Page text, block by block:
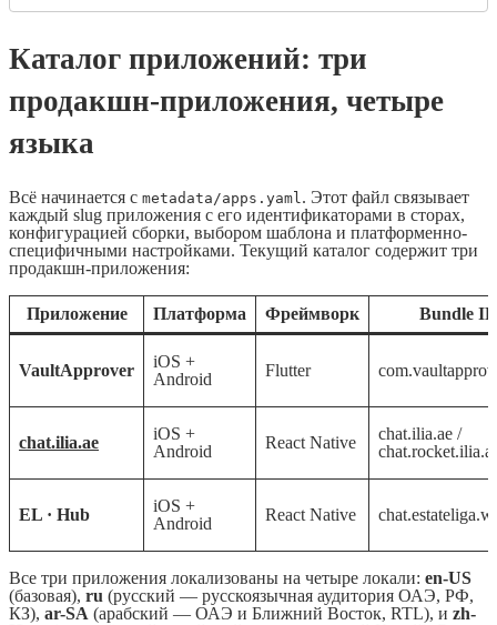
Каталог приложений: три
продакшн-приложения, четыре
языка
Всё начинается с metadata/apps.yaml. Этот файл связывает
каждый slug приложения с его идентификаторами в сторах,
конфигурацией сборки, выбором шаблона и платформенно-
специфичными настройками. Текущий каталог содержит три
продакшн-приложения:
Приложение Платформа Фреймворк Bundle ID
VaultApprover
iOS +
Android
Flutter
chat.ilia.ae
iOS +
Android
React Native
chat.ilia.ae /
EL · Hub
iOS +
Android
React Native
Все три приложения локализованы на четыре локали: en-US
(базовая), ru (русский — русскоязычная аудитория ОАЭ, РФ,
КЗ), ar-SA (арабский — ОАЭ и Ближний Восток, RTL), и zh-